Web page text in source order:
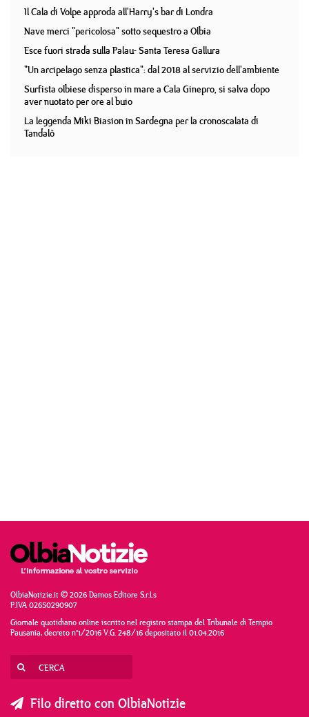
Il Cala di Volpe approda all'Harry's bar di Londra
Nave merci "pericolosa" sotto sequestro a Olbia
Esce fuori strada sulla Palau- Santa Teresa Gallura
"Un arcipelago senza plastica": dal 2018 al servizio dell'ambiente
Surfista olbiese disperso in mare a Cala Ginepro, si salva dopo
aver nuotato per ore al buio
La leggenda Miki Biasion in Sardegna per la cronoscalata di
Tandalò
OlbiaNotizie.it © 2026 Damos Editore S.r.l.s
P.IVA 02650290907
Giornale quotidiano online iscritto nel registro stampa del Tribunale di Tempio
Pausania, decreto n°1/2016 V.G. 248/16 depositato il 01.04.2016
Filo diretto con OlbiaNotizie